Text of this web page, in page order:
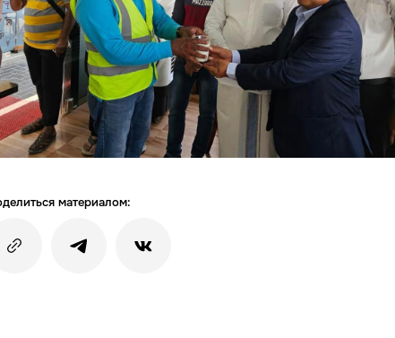
материалом: